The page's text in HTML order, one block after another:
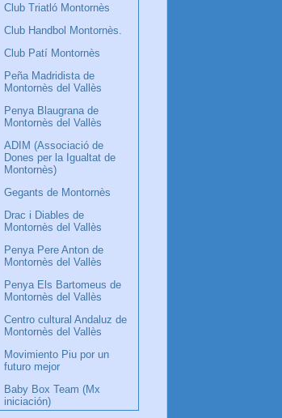
Club Triatló Montornès
Club Handbol Montornès.
Club Patí Montornès
Peña Madridista de
Montornès del Vallès
Penya Blaugrana de
Montornès del Vallès
ADIM (Associació de
Dones per la Igualtat de
Montornès)
Gegants de Montornès
Drac i Diables de
Montornès del Vallès
Penya Pere Anton de
Montornès del Vallès
Penya Els Bartomeus de
Montornès del Vallès
Centro cultural Andaluz de
Montornès del Vallès
Movimiento Piu por un
futuro mejor
Baby Box Team (Mx
iniciación)